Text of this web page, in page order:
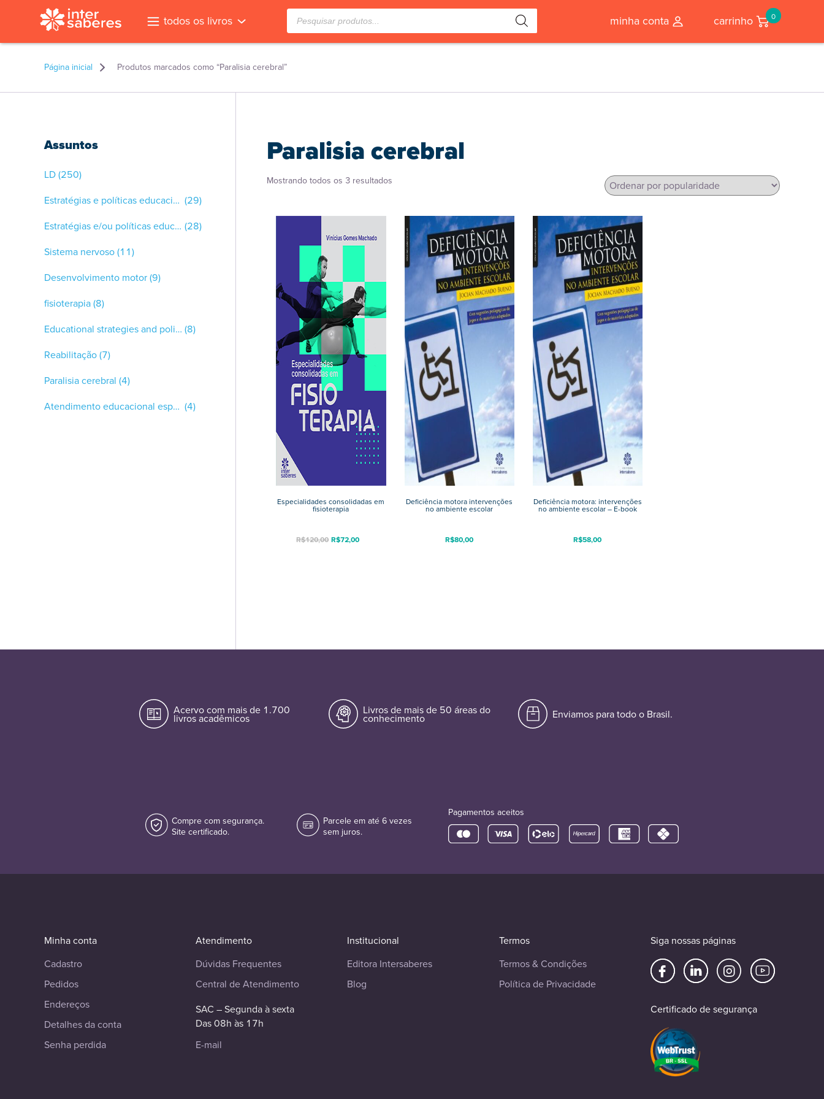
todos os livros Pesquisar
produtos minha conta carrinho 0
Página inicial Produtos marcados como “Paralisia cerebral”
Assuntos
LD(250)
Estratégias e políticas educacionais (29)
Estratégias e/ou políticas educacionais: inclusão (28)
Sistema nervoso(11)
Desenvolvimento motor(9)
fisioterapia(8)
Educational strategies and policy: inclusion (8)
Reabilitação(7)
Paralisia cerebral (4)
Atendimento educacional especializado (4)
Paralisia cerebral
Mostrando todos os 3 resultados
Especialidades consolidadas em
fisioterapia
R$120,00 R$72,00
Deficiência motora intervenções
no ambiente escolar
R$80,00
Deficiência motora: intervenções
no ambiente escolar – E-book
R$58,00
Acervo com mais de 1.700
livros acadêmicos
Livros de mais de 50 áreas do
conhecimento Enviamos para todo o Brasil.
Compre com segurança.
Site certificado.
Parcele em até 6 vezes
sem juros.
Pagamentos aceitos
Minha conta
Cadastro
Pedidos
Endereços
Detalhes da conta
Senha perdida
Atendimento
Dúvidas Frequentes
Central de Atendimento
SAC – Segunda à sexta
Das 08h às 17h
E-mail
Institucional
Editora Intersaberes
Blog
Termos
Termos & Condições
Política de Privacidade
Siga nossas páginas
Certificado de segurança